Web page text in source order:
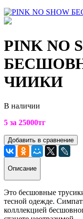
PINK NO
ЧИИКИ
В наличии
5 за 25000тг
Добавить в сравнение
Описание
Это бесшовные
тесной одежде.
колллекцией